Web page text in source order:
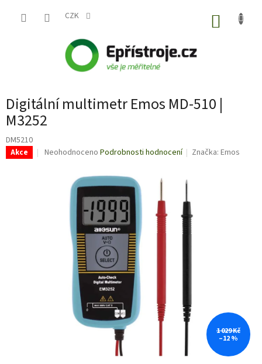
CZK
Digitální multimetr Emos MD-510 |
M3252
DM5210
Akce
Průměrné
hvězdiček.
Neohodnoceno Podrobnosti hodnocení Značka:Emos
1 029 Kč
–12 %